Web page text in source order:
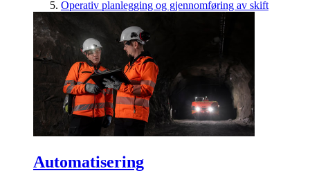
Operativ planlegging og gjennomføring av skift
Automatisering